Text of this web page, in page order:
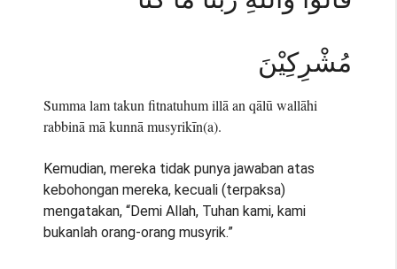
مُشْرِكِيْنَ
Ṡumma lam takun fitnatuhum illā an qālū wallāhi
rabbinā mā kunnā musyrikīn(a).
Kemudian, mereka tidak punya jawaban atas
kebohongan mereka, kecuali (terpaksa)
mengatakan, “Demi Allah, Tuhan kami, kami
bukanlah orang-orang musyrik.”